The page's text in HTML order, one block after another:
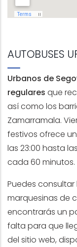
AUTOBUSES
Urbanos de
regulares que
así como los
Zamarramala.
festivos ofrece
las 23:00 hasta
cada 60 minutos.
Puedes
marquesinas de
encontrarás un
falta para que
del sitio web,